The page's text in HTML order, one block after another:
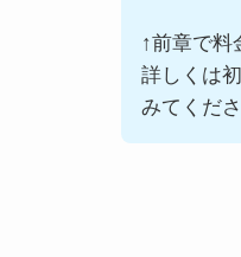
↑前章で料
詳しくは
みてくださ